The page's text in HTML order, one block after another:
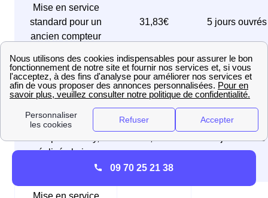
Mise en service
standard pour un
ancien compteur
31,83€ 5 jours ouvrés
Mise en service
express
74,83€
sous 24 à 48
heures
Mise en service
urgente pour un
réalisée le jour
Le jour même
09 70 25 21 38